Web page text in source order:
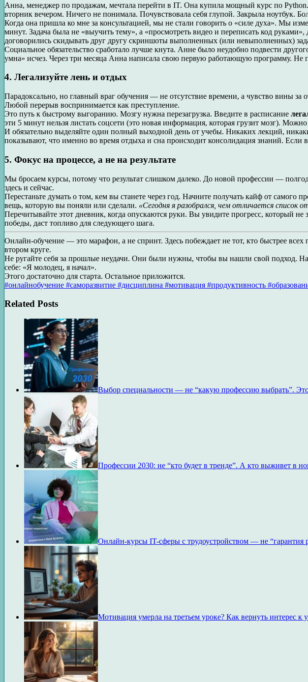
Анна, менеджер по продажам, мечтала перейти в IT. Она купила мощный курс по
вторник вечером. Ничего не понимала. Почувствовала себя глупой. Закрыла ноутбук.
Когда она пришла ко мне за консультацией, мы не стали говорить о «силе духа». Мы
минут. Задача была не «выучить тему», а «просмотреть видео и переписать код
договорились скидывать друг другу скриншоты выполненных (или невыполненных)
Социальное обязательство сработало лучше кнута. Анне было неудобно подвести
умна» исчез. Через три месяца Анна написала свою первую работающую программу. Не
4. Легализуйте лень и отдых
Парадоксально, но главный враг обучения — не отсутствие времени, а чувство вины
Любой перерыв воспринимается как преступление.
Это путь к быстрому выгоранию. Мозгу нужна перезагрузка. Введите в расписание
эти 5 минут нельзя листать соцсети (это новая информация, которая грузит мозг).
И обязательно выделяйте один полный выходной день от учебы. Никаких лекций,
показывают, что именно во время отдыха и сна происходит консолидация знаний. Если
5. Фокус на процессе, а не на результате
Мы бросаем курсы, потому что результат слишком далеко. До новой профессии —
здесь и сейчас.
Перестаньте думать о том, кем вы станете через год. Начните получать кайф от
вещь, которую вы поняли или сделали. «Сегодня я разобрался, чем отличается список
Перечитывайте этот дневник, когда опускаются руки. Вы увидите прогресс, который
победы, даст топливо для следующего шага.
Онлайн-обучение — это марафон, а не спринт. Здесь побеждает не тот, кто быстрее
втором круге.
Не ругайте себя за прошлые неудачи. Они были нужны, чтобы вы нашли свой подход.
себе: «Я молодец, я начал».
Этого достаточно для старта. Остальное приложится.
#онлайнобучение #саморазвитие #дисциплина #мотивация #продуктивность
Related Posts
Выбор специальности — не “какую профессию выбрать”.
Профессии 2030: не “кто будет в тренде”. А кто выживет в
Онлайн-курсы IT-сферы с трудоустройством — не
Мотивация умерла на третьем уроке? Как вернуть интерес к